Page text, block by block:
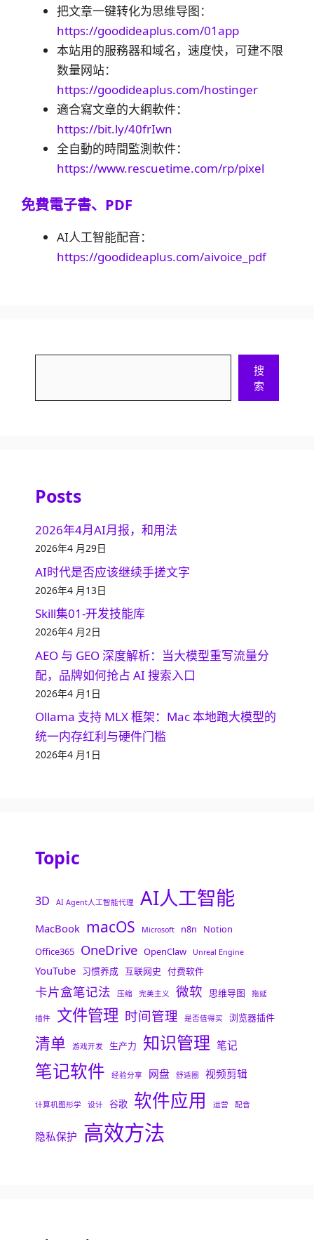
把文章一键转化为思维导图：
https://goodideaplus.com/01app
本站用的服務器和域名，速度快，可建不限
数量网站：
https://goodideaplus.com/hostinger
適合寫文章的大綱軟件：
https://bit.ly/40frIwn
全自動的時間監測軟件：
https://www.rescuetime.com/rp/pixel
免費電子書、PDF
AI人工智能配音：
https://goodideaplus.com/aivoice_pdf
搜
索
Posts
2026年4月AI月报，和用法
2026年4 月29日
AI时代是否应该继续手搓文字
2026年4 月13日
Skill集01-开发技能库
2026年4 月2日
AEO 与 GEO 深度解析：当大模型重写流量分
配，品牌如何抢占 AI 搜索入口
2026年4 月1日
Ollama 支持 MLX 框架：Mac 本地跑大模型的
统一内存红利与硬件门槛
2026年4 月1日
Topic
3D AI Agent人工智能代理 AI人工智能
MacBook macOS Microsoft n8n
Notion
Office365 OneDrive OpenClaw Unreal Engine
YouTube 习惯养成 互联网史 付费软件
卡片盒笔记法 压缩 完美主义 微软 思维导图 拖延
插件 文件管理 时间管理 是否值得买 浏览器插件
清单 游戏开发 生产力 知识管理 笔记
笔记软件 经验分享 网盘 舒适圈 视频剪辑
计算机图形学 设计 谷歌 软件应用 运营 配音
隐私保护 高效方法